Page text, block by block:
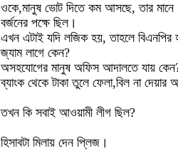
ওকে,মানুষ ভোট দিতে কম আসছে, তার মানে
বর্জনের পক্ষে ছিল।
এখন এটাই যদি লজিক হয়, তাহলে বিএনপির
জ্যাম লাগে কেন?
অসহযোগের মানুষ অফিস আদালতে যায়
ব্যাংক থেকে টাকা তুলে ফেলা,বিল না দেয়ার
তখন কি সবাই আওয়ামী লীগ ছিল?
হিসাবটা মিলায় দেন প্লিজ।